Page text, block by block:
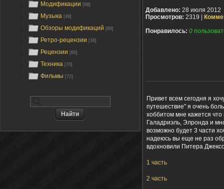
Модификации [68]
Музыка [49]
Обзоры модификаций [89]
Ретро-рецензии [36]
Рецензии [60]
Техника [70]
Фильмы [72]
Добавлено: 28 июля 2012
Просмотров: 2319 |
Понравилось: 0
Привет всем сегодня я
путешествие" я очень
хоббитом мне кажется
Галадриэль, Элронда и
возможно будет 3 части
надеюсь вы еще не раз
вдохновили Питера
1 часть
2 часть